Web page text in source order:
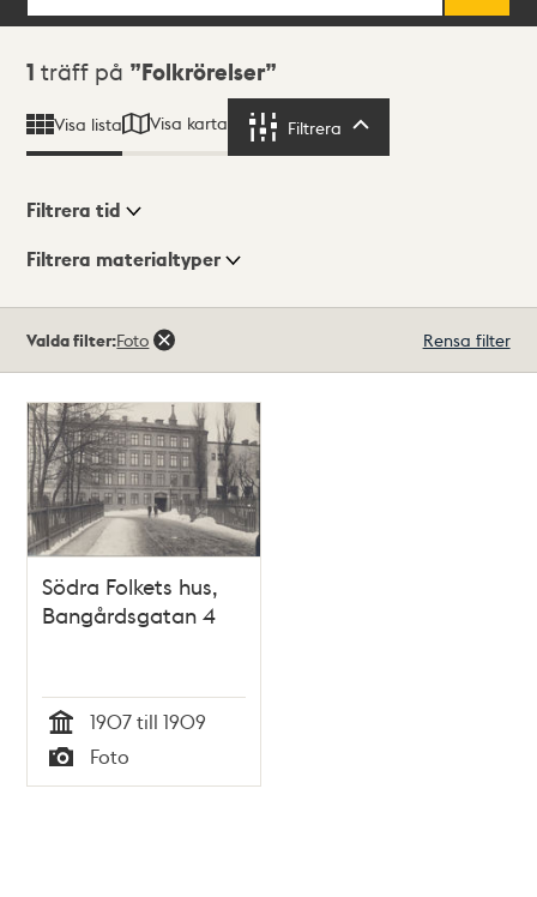
Sökresultat
1 träff på Folkrörelser
Visa lista Visa karta Filtrera
Visningsläge
Filtrera tid
Filtrera materialtyper
träffar
Valda filter:Foto Rensa filter
Södra Folkets hus,
Bangårdsgatan 4
Tid
1907 till 1909
Typ
Foto